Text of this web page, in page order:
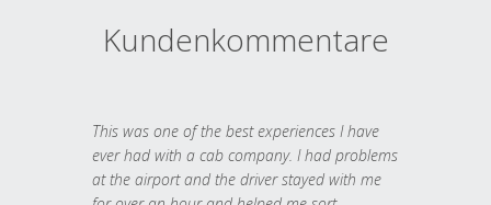
Kundenkommentare
This was one of the best experiences I have
ever had with a cab company. I had problems
at the airport and the driver stayed with me